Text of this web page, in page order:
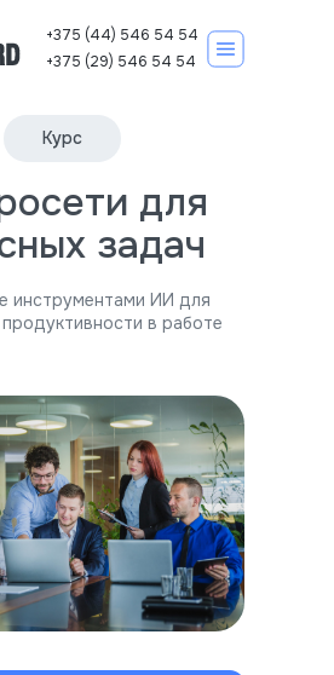
+375 (44) 546 54 54
+375 (29) 546 54 54
на курс
инструментами ИИ для
в работе
для
задач
Курс